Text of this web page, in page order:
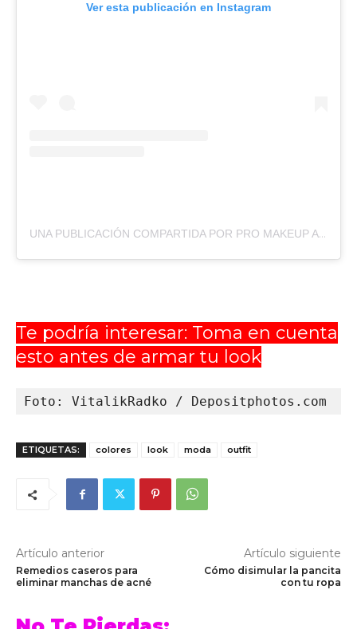
Ver esta publicación en Instagram
UNA PUBLICACIÓN COMPARTIDA POR PRO MAKEUP ARTIST
Te podría interesar: Toma en cuenta
esto antes de armar tu look
Foto: VitalikRadko / Depositphotos.com
ETIQUETAS: colores look moda outfit
Artículo anterior
Remedios caseros para
eliminar manchas de acné
Artículo siguiente
Cómo disimular la pancita
con tu ropa